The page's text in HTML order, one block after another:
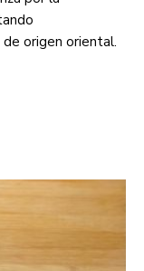
origen oriental.